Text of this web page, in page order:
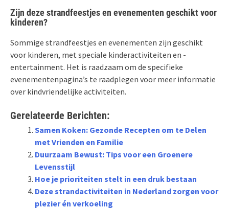
Zijn deze strandfeestjes en evenementen geschikt voor
kinderen?
Sommige strandfeestjes en evenementen zijn geschikt
voor kinderen, met speciale kinderactiviteiten en -
entertainment. Het is raadzaam om de specifieke
evenementenpagina’s te raadplegen voor meer informatie
over kindvriendelijke activiteiten.
Gerelateerde Berichten:
Samen Koken: Gezonde Recepten om te Delen
met Vrienden en Familie
Duurzaam Bewust: Tips voor een Groenere
Levensstijl
Hoe je prioriteiten stelt in een druk bestaan
Deze strandactiviteiten in Nederland zorgen voor
plezier én verkoeling